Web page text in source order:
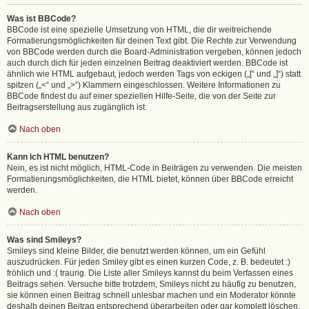
Was ist BBCode?
BBCode ist eine spezielle Umsetzung von HTML, die dir weitreichende
Formatierungsmöglichkeiten für deinen Text gibt. Die Rechte zur Verwendung
von BBCode werden durch die Board-Administration vergeben, können jedoch
auch durch dich für jeden einzelnen Beitrag deaktiviert werden. BBCode ist
ähnlich wie HTML aufgebaut, jedoch werden Tags von eckigen („[“ und „]“) statt
spitzen („<“ und „>“) Klammern eingeschlossen. Weitere Informationen zu
BBCode findest du auf einer speziellen Hilfe-Seite, die von der Seite zur
Beitragserstellung aus zugänglich ist.
Nach oben
Kann ich HTML benutzen?
Nein, es ist nicht möglich, HTML-Code in Beiträgen zu verwenden. Die meisten
Formatierungsmöglichkeiten, die HTML bietet, können über BBCode erreicht
werden.
Nach oben
Was sind Smileys?
Smileys sind kleine Bilder, die benutzt werden können, um ein Gefühl
auszudrücken. Für jeden Smiley gibt es einen kurzen Code, z. B. bedeutet :)
fröhlich und :( traurig. Die Liste aller Smileys kannst du beim Verfassen eines
Beitrags sehen. Versuche bitte trotzdem, Smileys nicht zu häufig zu benutzen,
sie können einen Beitrag schnell unlesbar machen und ein Moderator könnte
deshalb deinen Beitrag entsprechend überarbeiten oder gar komplett löschen.